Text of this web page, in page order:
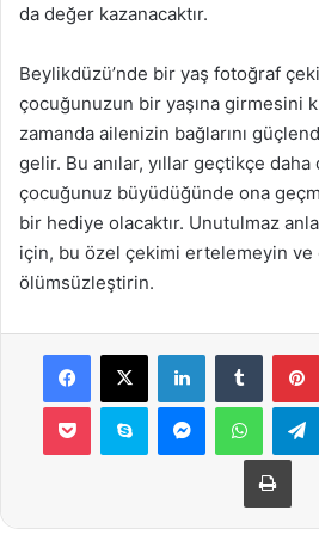
da değer kazanacaktır.
Beylikdüzü’nde bir yaş fotoğraf
çocuğunuzun bir yaşına girmesini
zamanda ailenizin bağlarını
gelir. Bu anılar, yıllar geçtikçe daha
çocuğunuz büyüdüğünde ona
bir hediye olacaktır. Unutulmaz
için, bu özel çekimi ertelemeyin ve
ölümsüzleştirin.
Facebook
X LinkedInTumblr
Pocket Skype Messenger